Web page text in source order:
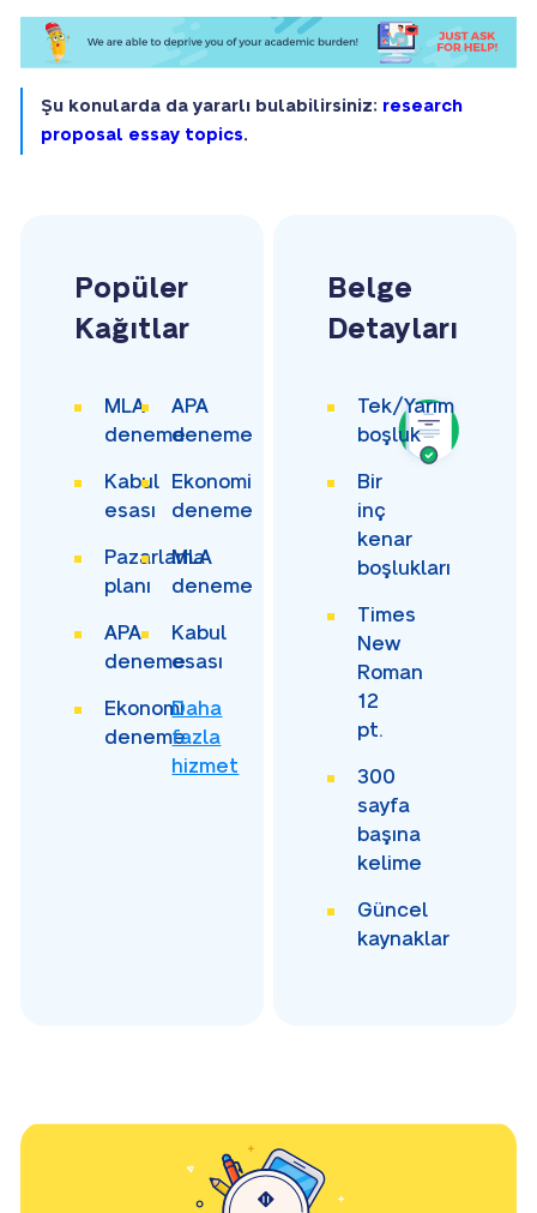
Şu konularda da yararlı bulabilirsiniz: research
proposal essay topics.
Popüler
Kağıtlar
MLA
deneme
APA
deneme
Kabul
esası
Ekonomi
deneme
Pazarlama
planı
MLA
deneme
APA
deneme
Kabul
esası
Ekonomi
deneme
Daha
fazla
hizmet
Belge
Detayları
Tek/Yarım
boşluk
Bir
inç
kenar
boşlukları
Times
New
Roman
12
pt.
300
sayfa
başına
kelime
Güncel
kaynaklar